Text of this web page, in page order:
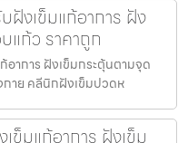
ฝังเข็มแก้อาการ ฝัง
แก้ว ราคาถูก
าการ ฝังเข็มกระตุ้นตามจุด
กาย คลีนิกฝังเข็มปวดห
ข็มแก้อาการ ฝังเข็ม